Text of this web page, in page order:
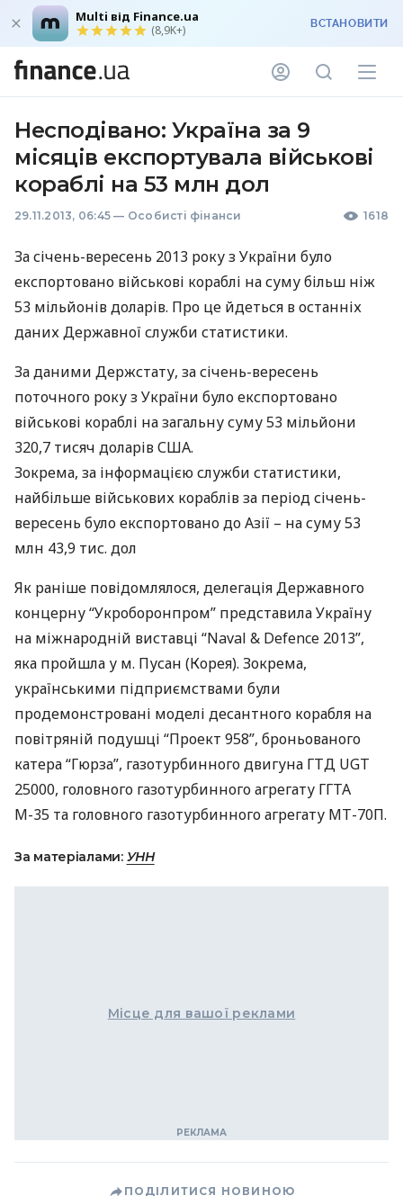
Multi від Finance.ua
(8,9K+) ВСТАНОВИТИ
Несподівано: Україна за 9
місяців експортувала військові
кораблі на 53 млн дол
29.11.2013, 06:45 — Особисті фінанси 1618
За січень-вересень 2013 року з України було
експортовано військові кораблі на суму більш ніж
53 мільйонів доларів. Про це йдеться в останніх
даних Державної служби статистики.
За даними Держстату, за січень-вересень
поточного року з України було експортовано
військові кораблі на загальну суму 53 мільйони
320,7 тисяч доларівСША.
Зокрема, за інформацією служби статистики,
найбільше військових кораблів за період січень-
вересень було експортовано до Азії – на суму 53
млн 43,9 тис. дол
Як раніше повідомлялося, делегація Державного
концерну “Укроборонпром” представила Україну
на міжнародній виставці “Naval & Defence 2013”,
яка пройшла у м. Пусан (Корея). Зокрема,
українськими підприємствами були
продемонстровані моделі десантного корабля на
повітряній подушці “Проект 958”, броньованого
катера “Гюрза”, газотурбинного двигуна ГТД UGT
25000, головного газотурбинного агрегату ГГТА
М-35 та головного газотурбинного агрегату МТ-70П.
За матеріалами: УНН
Місце для вашої реклами
ПОДІЛИТИСЯ НОВИНОЮ